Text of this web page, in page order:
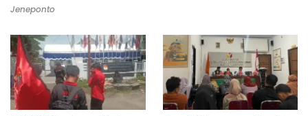
Jeneponto